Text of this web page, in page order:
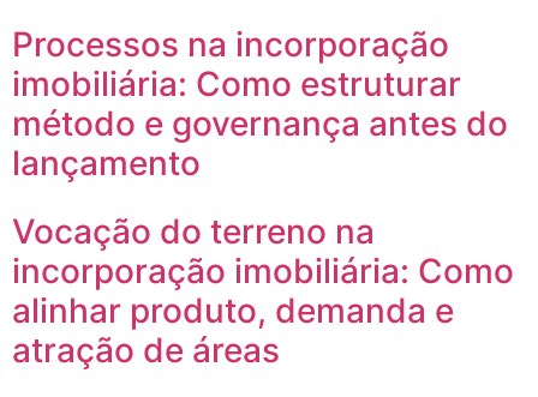
Processos na incorporação
imobiliária: Como estruturar
método e governança antes do
lançamento
Vocação do terreno na
incorporação imobiliária: Como
alinhar produto, demanda e
atração de áreas